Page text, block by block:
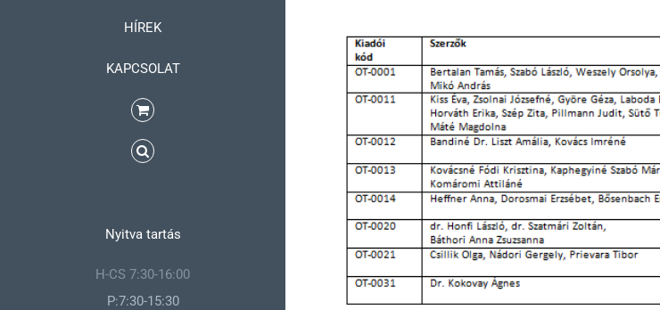
HÍREK
KAPCSOLAT
Nyitva tartás
H-CS 7:30-16:00
P:7:30-15:30